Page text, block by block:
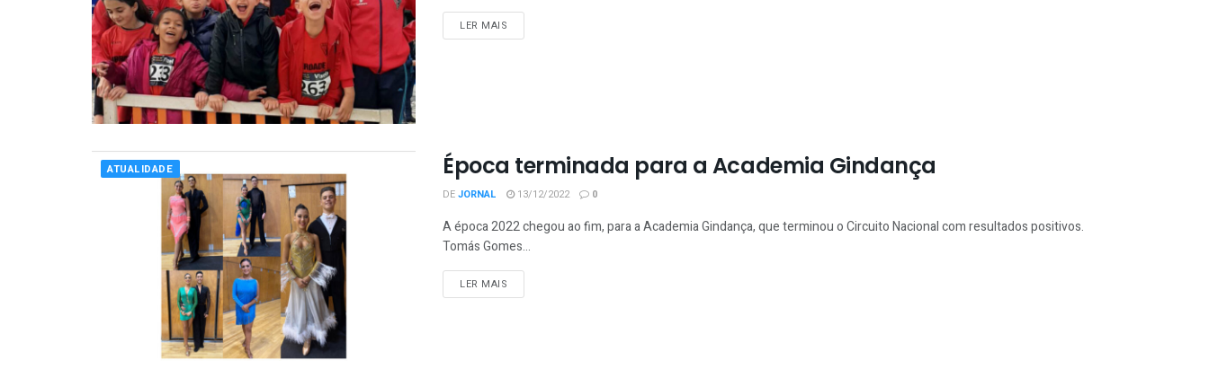
LER MAIS
ATUALIDADE Época terminada para a Academia Gindança
DEJORNAL 13/12/2022 0
A época 2022 chegou ao fim, para a Academia Gindança, que terminou o Circuito Nacional com resultados positivos.
Tomás Gomes...
LER MAIS